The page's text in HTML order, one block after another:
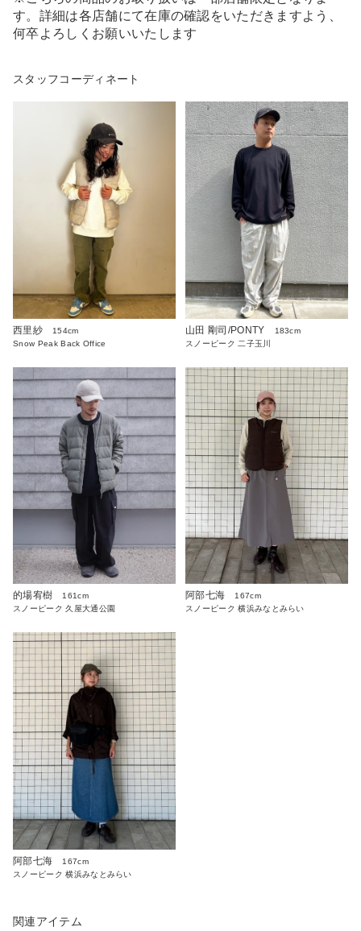
す。詳細は各店舗にて在庫の確認をいただきますよう、
何卒よろしくお願いいたします
スタッフコーディネート
西里紗
154cm
Snow Peak Back Office
山田 剛司/PONTY
183cm
スノーピーク 二子玉川
的場宥樹
161cm
スノーピーク 久屋大通公園
阿部七海
167cm
スノーピーク 横浜みなとみらい
阿部七海
167cm
スノーピーク 横浜みなとみらい
関連アイテム